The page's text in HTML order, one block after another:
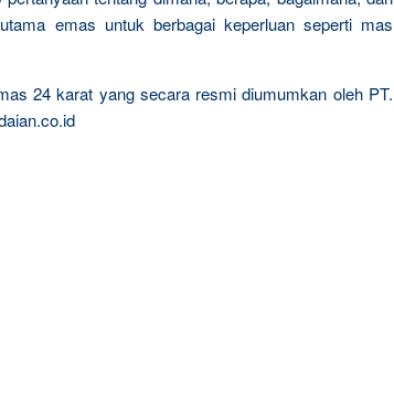
emas untuk berbagai keperluan seperti mas
24 karat yang secara resmi diumumkan oleh PT.